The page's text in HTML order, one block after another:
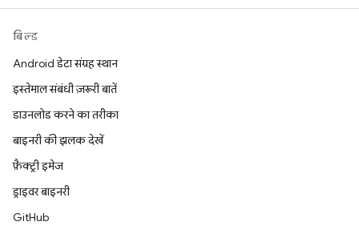
बिल्ड
Android डेटा संग्रह स्थान
इस्तेमाल संबंधी ज़रूरी बातें
डाउनलोड करने का तरीका
बाइनरी की झलक देखें
फ़ैक्ट्री इमेज
ड्राइवर बाइनरी
GitHub